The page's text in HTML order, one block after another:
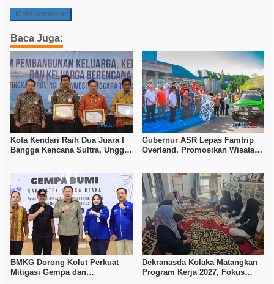
Baca Juga:
Kota Kendari Raih Dua Juara I
Bangga Kencana Sultra, Unggul
Gubernur ASR Lepas Famtrip
Overland, Promosikan Wisata
BMKG Dorong Kolut Perkuat
Mitigasi Gempa dan
Dekranasda Kolaka Matangkan
Program Kerja 2027, Fokus